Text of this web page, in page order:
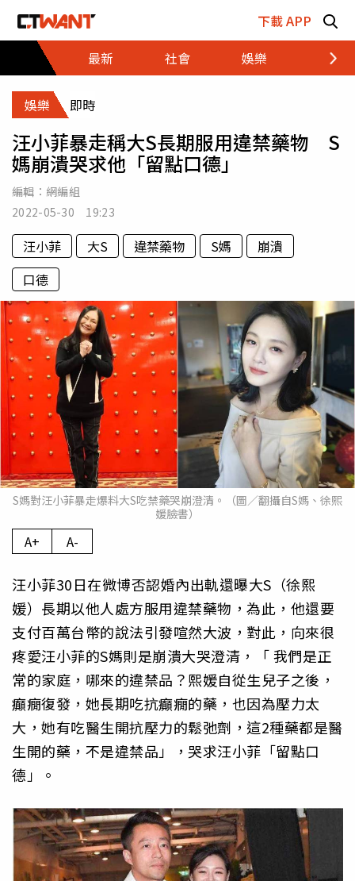
下載 APP
最新
社會 娛樂 財經
娛樂 即時
汪小菲暴走稱大S長期服用違禁藥物 S
媽崩潰哭求他「留點口德」
編輯： 網編組
2022-05-30 19:23
汪小菲 大S 違禁藥物 S媽
崩潰
口德
S媽對汪小菲暴走爆料大S吃禁藥哭崩澄清。（圖／翻攝自S媽、徐熙
媛臉書）
A+ A-
汪小菲30日在微博否認婚內出軌還曝大S（徐熙
媛）長期以他人處方服用違禁藥物，為此，他還要
支付百萬台幣的說法引發喧然大波，對此，向來很
疼愛汪小菲的S媽則是崩潰大哭澄清，「 我們是正
常的家庭，哪來的違禁品？熙媛自從生兒子之後，
癲癇復發，她長期吃抗癲癇的藥，也因為壓力太
大，她有吃醫生開抗壓力的鬆弛劑，這2種藥都是醫
生開的藥，不是違禁品」，哭求汪小菲「留點口
德」。